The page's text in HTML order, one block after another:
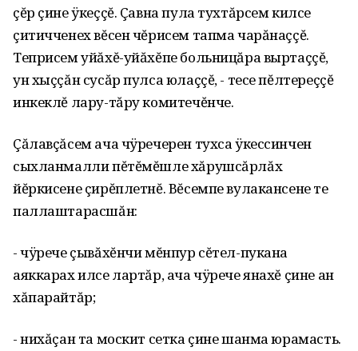
çĕр çине ÿкеççĕ. Çавна пула тухтăрсем килсе
çитичченех вĕсен чĕрисем тапма чарăнаççĕ.
Теприсем уйăхĕ-уйăхĕпе больницăра выртаççĕ,
ун хыççăн сусăр пулса юлаççĕ, - тесе пĕлтереççĕ
инкеклĕ лару-тăру комитечĕнче.
Çăлавçăсем ача чÿречерен тухса ÿкессинчен
сыхланмалли пĕтĕмĕшле хăрушсăрлăх
йĕркисене çирĕплетнĕ. Вĕсемпе вулакансене те
паллаштарасшăн:
- чÿрече çывăхĕнчи мĕнпур сĕтел-пукана
аяккарах илсе лартăр, ача чÿрече янахĕ çине ан
хăпарайтăр;
- нихăçан та москит сетка çине шанма юрамасть.